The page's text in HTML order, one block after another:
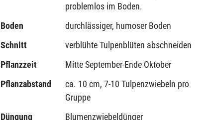
problemlos im Boden.
Boden
durchlässiger, humoser Boden
Schnitt
verblühte Tulpenblüten abschneiden
Pflanzzeit
Mitte September-Ende Oktober
Pflanzabstand
ca. 10 cm, 7-10 Tulpenzwiebeln pro
Gruppe
Düngung
Blumenzwiebeldünger